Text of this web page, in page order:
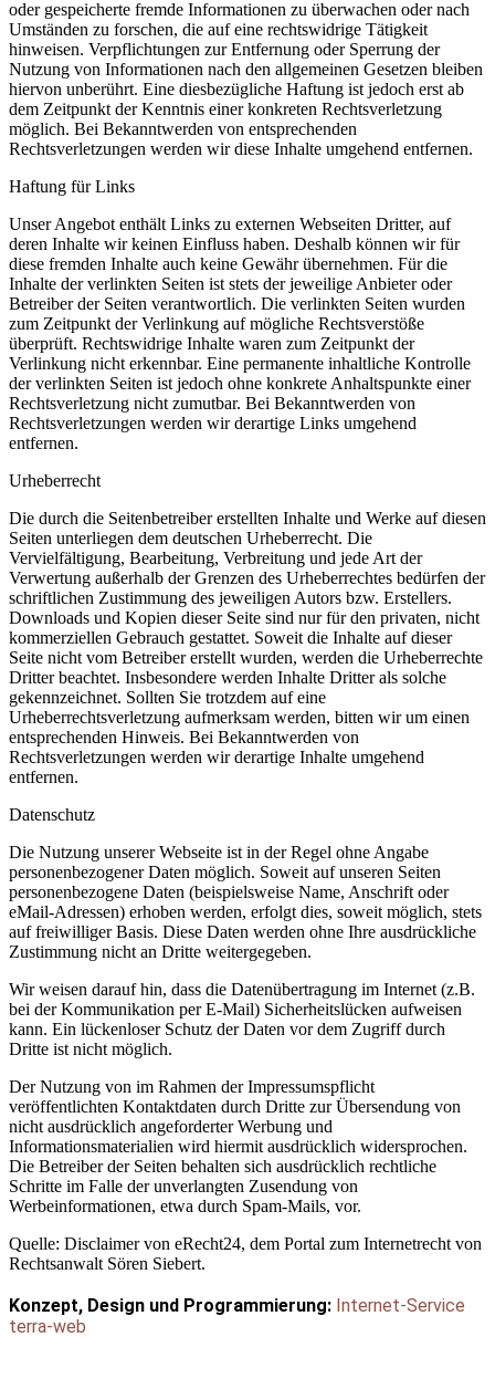
oder gespeicherte fremde Informationen zu überwachen oder nach
Umständen zu forschen, die auf eine rechtswidrige Tätigkeit
hinweisen. Verpflichtungen zur Entfernung oder Sperrung der
Nutzung von Informationen nach den allgemeinen Gesetzen bleiben
hiervon unberührt. Eine diesbezügliche Haftung ist jedoch erst ab
dem Zeitpunkt der Kenntnis einer konkreten Rechtsverletzung
möglich. Bei Bekanntwerden von entsprechenden
Rechtsverletzungen werden wir diese Inhalte umgehend entfernen.
Haftung für Links
Unser Angebot enthält Links zu externen Webseiten Dritter, auf
deren Inhalte wir keinen Einfluss haben. Deshalb können wir für
diese fremden Inhalte auch keine Gewähr übernehmen. Für die
Inhalte der verlinkten Seiten ist stets der jeweilige Anbieter oder
Betreiber der Seiten verantwortlich. Die verlinkten Seiten wurden
zum Zeitpunkt der Verlinkung auf mögliche Rechtsverstöße
überprüft. Rechtswidrige Inhalte waren zum Zeitpunkt der
Verlinkung nicht erkennbar. Eine permanente inhaltliche Kontrolle
der verlinkten Seiten ist jedoch ohne konkrete Anhaltspunkte einer
Rechtsverletzung nicht zumutbar. Bei Bekanntwerden von
Rechtsverletzungen werden wir derartige Links umgehend
entfernen.
Urheberrecht
Die durch die Seitenbetreiber erstellten Inhalte und Werke auf diesen
Seiten unterliegen dem deutschen Urheberrecht. Die
Vervielfältigung, Bearbeitung, Verbreitung und jede Art der
Verwertung außerhalb der Grenzen des Urheberrechtes bedürfen der
schriftlichen Zustimmung des jeweiligen Autors bzw. Erstellers.
Downloads und Kopien dieser Seite sind nur für den privaten, nicht
kommerziellen Gebrauch gestattet. Soweit die Inhalte auf dieser
Seite nicht vom Betreiber erstellt wurden, werden die Urheberrechte
Dritter beachtet. Insbesondere werden Inhalte Dritter als solche
gekennzeichnet. Sollten Sie trotzdem auf eine
Urheberrechtsverletzung aufmerksam werden, bitten wir um einen
entsprechenden Hinweis. Bei Bekanntwerden von
Rechtsverletzungen werden wir derartige Inhalte umgehend
entfernen.
Datenschutz
Die Nutzung unserer Webseite ist in der Regel ohne Angabe
personenbezogener Daten möglich. Soweit auf unseren Seiten
personenbezogene Daten (beispielsweise Name, Anschrift oder
eMail-Adressen) erhoben werden, erfolgt dies, soweit möglich, stets
auf freiwilliger Basis. Diese Daten werden ohne Ihre ausdrückliche
Zustimmung nicht an Dritte weitergegeben.
Wir weisen darauf hin, dass die Datenübertragung im Internet (z.B.
bei der Kommunikation per E-Mail) Sicherheitslücken aufweisen
kann. Ein lückenloser Schutz der Daten vor dem Zugriff durch
Dritte ist nicht möglich.
Der Nutzung von im Rahmen der Impressumspflicht
veröffentlichten Kontaktdaten durch Dritte zur Übersendung von
nicht ausdrücklich angeforderter Werbung und
Informationsmaterialien wird hiermit ausdrücklich widersprochen.
Die Betreiber der Seiten behalten sich ausdrücklich rechtliche
Schritte im Falle der unverlangten Zusendung von
Werbeinformationen, etwa durch Spam-Mails, vor.
Quelle: Disclaimer von eRecht24, dem Portal zum Internetrecht von
Rechtsanwalt Sören Siebert.
Konzept, Design und Programmierung: Internet-Service
terra-web